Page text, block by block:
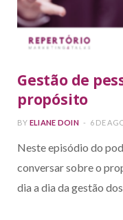
Gestão de
propósito
BY ELIANE DOIN 6 DE
Neste episódio do
conversar sobre o
dia a dia da gestão